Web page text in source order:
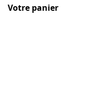
Votre panier